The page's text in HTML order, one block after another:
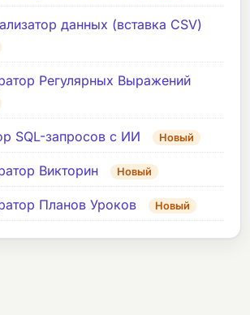
данных (вставка CSV)
Регулярных Выражений
SQL-запросов с ИИ Новый
Викторин Новый
Планов Уроков Новый